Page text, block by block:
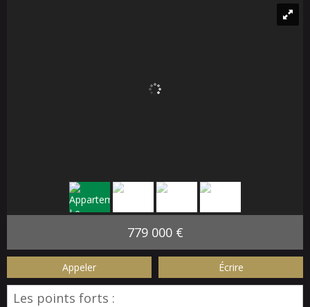
779 000 €
Appeler Écrire
Les points forts :